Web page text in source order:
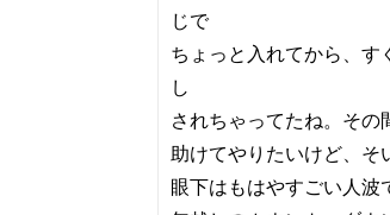
じで
ちょっと入れてから、す
し
されちゃってたね。その
助けてやりたいけど、そ
眼下はもはやすごい人波